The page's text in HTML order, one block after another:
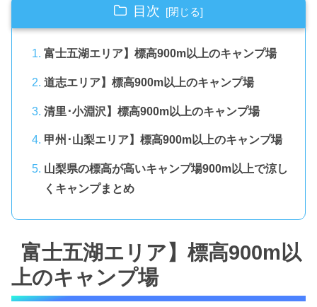
目次
富士五湖エリア】標高900m以上のキャンプ場
道志エリア】標高900m以上のキャンプ場
清里･小淵沢】標高900m以上のキャンプ場
甲州･山梨エリア】標高900m以上のキャンプ場
山梨県の標高が高いキャンプ場900m以上で涼し
くキャンプまとめ
富士五湖エリア】標高900m以
上のキャンプ場